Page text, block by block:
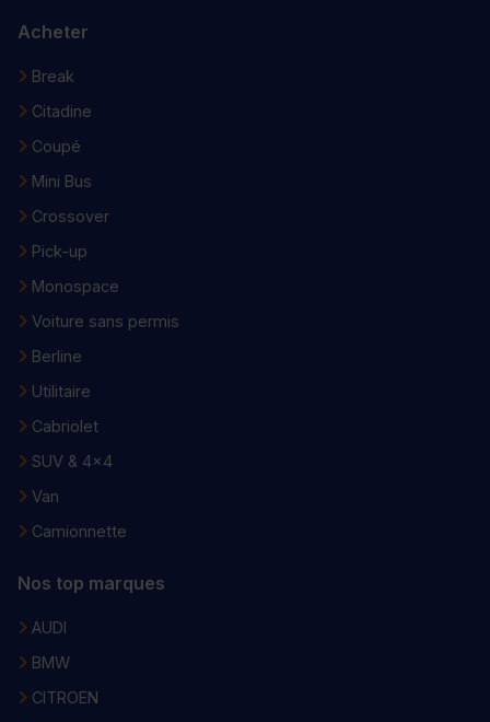
Acheter
Break
Citadine
Coupé
Mini Bus
Crossover
Pick-up
Monospace
Voiture sans permis
Berline
Utilitaire
Cabriolet
SUV & 4x4
Van
Camionnette
Nos top marques
AUDI
BMW
CITROEN